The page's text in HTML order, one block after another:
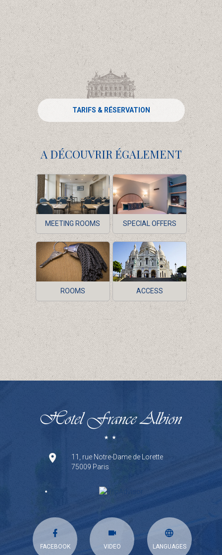
TARIFS & RÉSERVATION
A DÉCOUVRIR ÉGALEMENT
MEETING ROOMS SPECIAL OFFERS
ROOMS ACCESS
11, rue Notre-Dame de Lorette
75009 Paris
FACEBOOK VIDEO LANGUAGES